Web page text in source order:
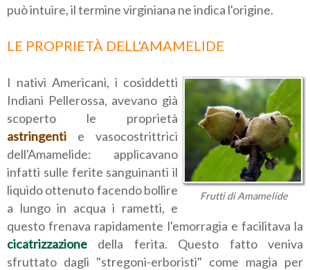
può intuire, il termine virginiana ne indica l'origine.
LE PROPRIETÀ DELL'AMAMELIDE
Frutti di Amamelide
I nativi Americani, i cosiddetti
Indiani Pellerossa, avevano già
scoperto le proprietà
astringenti e vasocostrittrici
dell'Amamelide: applicavano
infatti sulle ferite sanguinanti il
liquido ottenuto facendo bollire
a lungo in acqua i rametti, e
questo frenava rapidamente l'emorragia e facilitava la
cicatrizzazione della ferita. Questo fatto veniva
sfruttato dagli "stregoni-erboristi" come magia per